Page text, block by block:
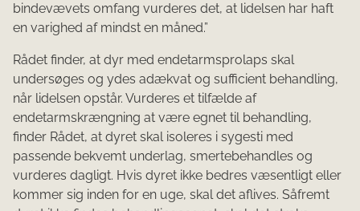
bindevævets omfang vurderes det, at lidelsen har haft
en varighed af mindst en måned.”
Rådet finder, at dyr med endetarmsprolaps skal
undersøges og ydes adækvat og sufficient behandling,
når lidelsen opstår. Vurderes et tilfælde af
endetarmskrængning at være egnet til behandling,
finder Rådet, at dyret skal isoleres i sygesti med
passende bekvemt underlag, smertebehandles og
vurderes dagligt. Hvis dyret ikke bedres væsentligt eller
kommer sig inden for en uge, skal det aflives. Såfremt